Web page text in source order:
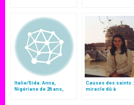
Italie/Sida: Anna,
Nigériane de 26 ans,
Causes des saints :
miracle dû à